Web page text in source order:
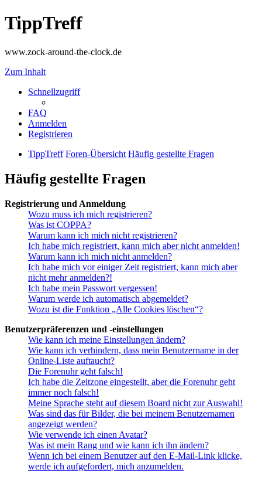
TippTreff
www.zock-around-the-clock.de
Zum Inhalt
Schnellzugriff
FAQ
Anmelden
Registrieren
TippTreff Foren-Übersicht Häufig gestellte Fragen
Häufig gestellte Fragen
Registrierung und Anmeldung
Wozu muss ich mich registrieren?
Was ist COPPA?
Warum kann ich mich nicht registrieren?
Ich habe mich registriert, kann mich aber nicht anmelden!
Warum kann ich mich nicht anmelden?
Ich habe mich vor einiger Zeit registriert, kann mich aber
nicht mehr anmelden?!
Ich habe mein Passwort vergessen!
Warum werde ich automatisch abgemeldet?
Wozu ist die Funktion „Alle Cookies löschen“?
Benutzerpräferenzen und -einstellungen
Wie kann ich meine Einstellungen ändern?
Wie kann ich verhindern, dass mein Benutzername in der
Online-Liste auftaucht?
Die Forenuhr geht falsch!
Ich habe die Zeitzone eingestellt, aber die Forenuhr geht
immer noch falsch!
Meine Sprache steht auf diesem Board nicht zur Auswahl!
Was sind das für Bilder, die bei meinem Benutzernamen
angezeigt werden?
Wie verwende ich einen Avatar?
Was ist mein Rang und wie kann ich ihn ändern?
Wenn ich bei einem Benutzer auf den E-Mail-Link klicke,
werde ich aufgefordert, mich anzumelden.